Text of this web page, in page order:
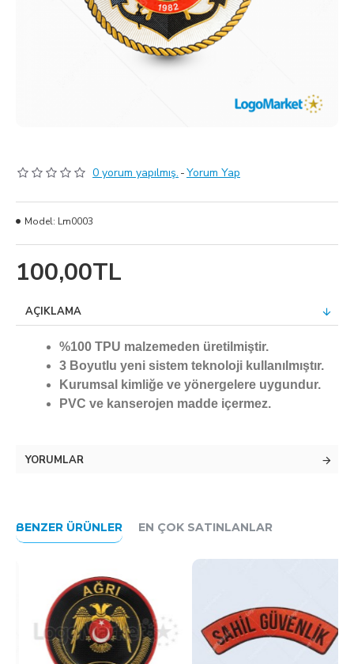
0 yorum yapılmış. -Yorum Yap
100,00TL
Model: Lm0003
AÇIKLAMA
%100 TPU malzemeden üretilmiştir.
3 Boyutlu yeni sistem teknoloji kullanılmıştır.
Kurumsal kimliğe ve yönergelere uygundur.
PVC ve kanserojen madde içermez.
YORUMLAR
BENZER ÜRÜNLER EN ÇOK SATINLANLAR